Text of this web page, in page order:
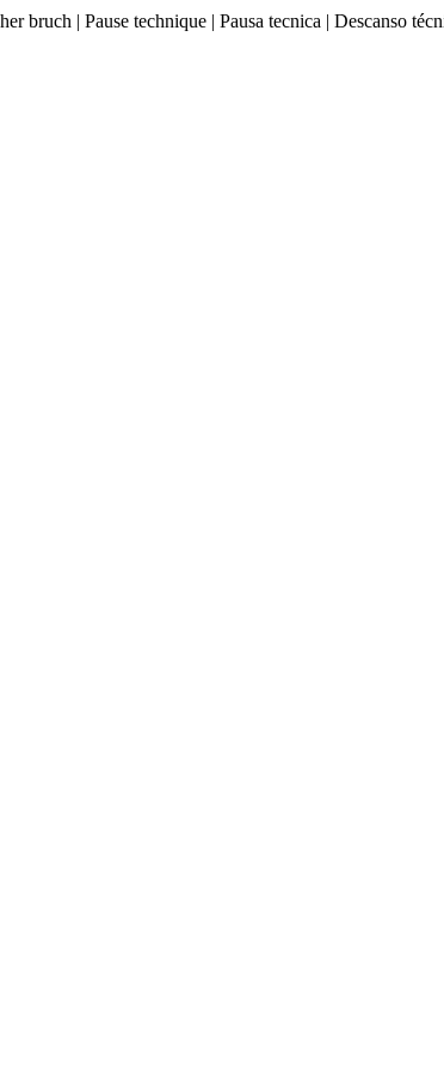
bruch | Pause technique | Pausa tecnica | Descanso